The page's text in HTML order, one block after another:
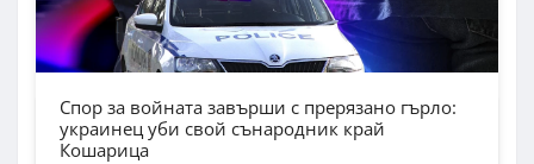
Спор за войната завърши с прерязано гърло:
украинец уби свой сънародник край
Кошарица